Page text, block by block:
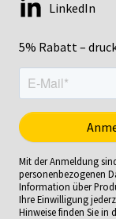
5% Rabatt –
LinkedIn
Mit der Anmeldung
personenbezogenen
Information über
Ihre Einwilligung
Hinweise finden Sie in